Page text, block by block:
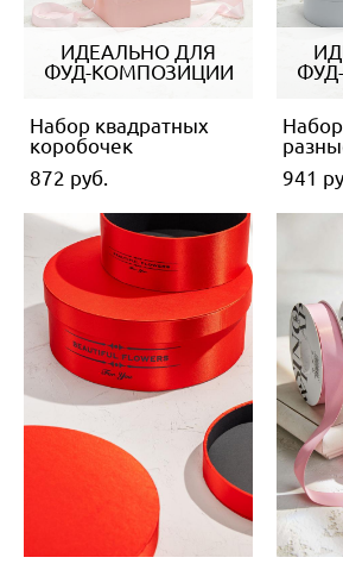
ИДЕАЛЬНО ДЛЯ
ФУД-КОМПОЗИЦИИ
Набор квадратных
коробочек
872 pуб.
941